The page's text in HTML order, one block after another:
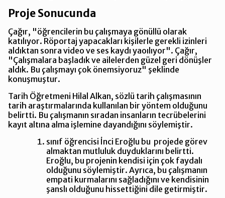
Proje Sonucunda
Çağır, "öğrencilerin bu çalışmaya gönüllü olarak
katılıyor. Röportaj yapacakları kişilerle gerekli izinleri
aldıktan sonra video ve ses kaydı yaoılıyor". Çağır,
"Çalışmalara başladık ve ailelerden güzel geri dönüşler
aldık. Bu çalışmayı çok önemsiyoruz" şeklinde
konuşmuştur.
Tarih Öğretmeni Hilal Alkan, sözlü tarih çalışmasının
tarih araştırmalarında kullanılan bir yöntem olduğunu
belirtti. Bu çalışmanın sıradan insanların tecrübelerini
kayıt altına alma işlemine dayandığını söylemiştir.
sınıf öğrencisi İnci Eroğlu bu projede görev
almaktan mutluluk duyduklarını belirtti.
Eroğlu, bu projenin kendisi için çok faydalı
olduğunu söylemiştir. Ayrıca, bu çalışmanın
empati kurmalarını sağladığını ve kendisinin
şanslı olduğunu hissettiğini dile getirmiştir.